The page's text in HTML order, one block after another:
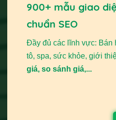
900+ mẫu giao
chuẩn SEO
Đầy đủ các lĩnh vực: Bán
tô, spa, sức khỏe, giới
giá, so sánh giá,...